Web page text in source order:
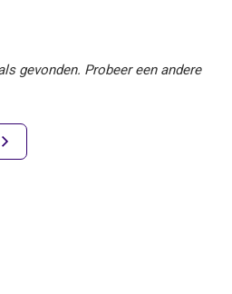
gevonden. Probeer een andere